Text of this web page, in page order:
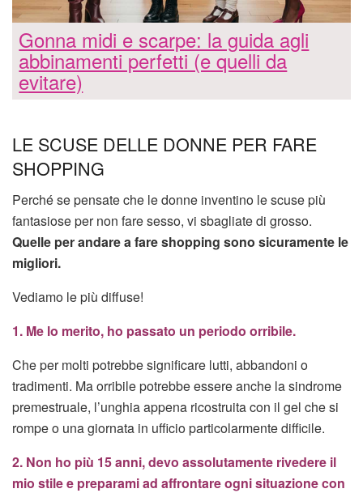
Gonna midi e scarpe: la guida agli
abbinamenti perfetti (e quelli da
evitare)
LE SCUSE DELLE DONNE PER FARE
SHOPPING
Perché se pensate che le donne inventino le scuse più
fantasiose per non fare sesso, vi sbagliate di grosso.
Quelle per andare a fare shopping sono sicuramente le
migliori.
Vediamo le più diffuse!
1. Me lo merito, ho passato un periodo orribile.
Che per molti potrebbe significare lutti, abbandoni o
tradimenti. Ma orribile potrebbe essere anche la sindrome
premestruale, l’unghia appena ricostruita con il gel che si
rompe o una giornata in ufficio particolarmente difficile.
2. Non ho più 15 anni, devo assolutamente rivedere il
mio stile e preparami ad affrontare ogni situazione con